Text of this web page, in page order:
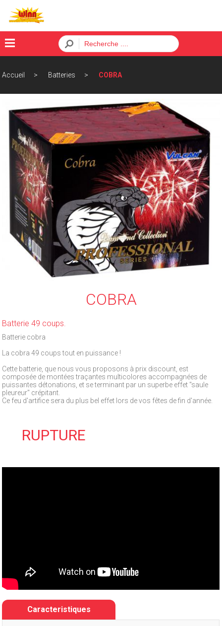
BATTERIES
FUSÉES
PÈTARDS
ORDRE
CONTACT
Accueil Batteries COBRA
COBRA
Batterie 49 coups.
Batterie cobra
La cobra 49 coups tout en puissance !
Cette batterie, que nous vous proposons à prix discount, est
composée de montées traçantes multicolores accompagnées de
puissantes détonations, et se terminant par un superbe effet "saule
pleureur" crépitant.
Ce feu d'artifice sera du plus bel effet lors de vos fêtes de fin d'année.
RUPTURE
Caracteristiques